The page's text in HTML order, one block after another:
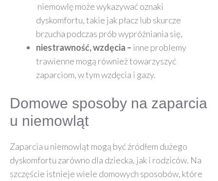
niemowlę może wykazywać oznaki
dyskomfortu, takie jak płacz lub skurcze
brzucha podczas prób wypróżniania się,
niestrawność, wzdęcia – inne problemy
trawienne mogą również towarzyszyć
zaparciom, w tym wzdęcia i gazy.
Domowe sposoby na zaparcia
u niemowląt
Zaparcia u niemowląt mogą być źródłem dużego
dyskomfortu zarówno dla dziecka, jak i rodziców. Na
szczęście istnieje wiele domowych sposobów, które